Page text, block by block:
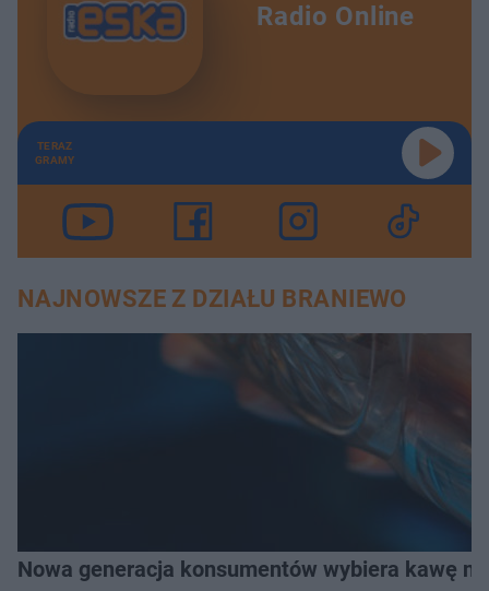
Radio Online
TERAZ
GRAMY
NAJNOWSZE Z DZIAŁU BRANIEWO
Nowa generacja konsumentów wybiera kawę